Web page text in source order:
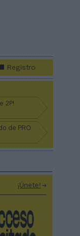
Registro
2P!
de PRO
¡Únete!